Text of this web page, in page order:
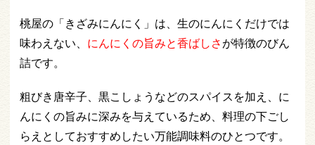
桃屋の「きざみにんにく」は、生のにんにくだけでは
味わえない、 にんにくの旨みと香ばしさが特徴のびん
詰です。
粗びき唐辛子、黒こしょうなどのスパイスを加え、に
んにくの旨みに深みを与えているため、料理の下ごし
らえとしておすすめしたい万能調味料のひとつです。